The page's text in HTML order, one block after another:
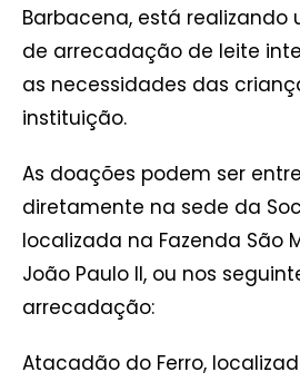
Barbacena, está
de arrecadação de leite
as necessidades das
instituição.
As doações podem ser
diretamente na sede da
localizada na Fazenda São
João Paulo II, ou nos
arrecadação:
Atacadão do Ferro,